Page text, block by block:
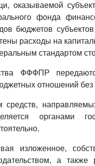
оказываемой
фонда
бюджетов
расходы на
стандартом
ФФФПР
отношений без
средств,
органами
изложенное,
а